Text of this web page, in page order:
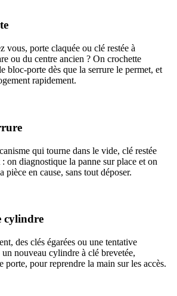
vous, porte claquée ou clé restée à
ou du centre ancien ? On crochette
bloc-porte dès que la serrure le permet, et
rapidement.
qui tourne dans le vide, clé restée
on diagnostique la panne sur place et on
pièce en cause, sans tout déposer.
cylindre
des clés égarées ou une tentative
nouveau cylindre à clé brevetée,
porte, pour reprendre la main sur les accès.